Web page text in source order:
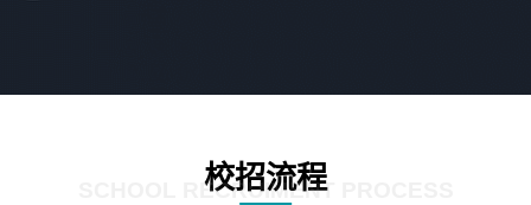
校招流程
SCHOOL RECRUIMENT PROCESS